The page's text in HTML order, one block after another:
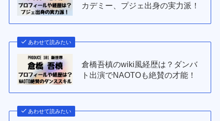
カデミー、プジェ出身の実力派！
あわせて読みたい
倉橋吾槙のwiki風経歴は？ダンバ
ト出演でNAOTOも絶賛の才能！
あわせて読みたい